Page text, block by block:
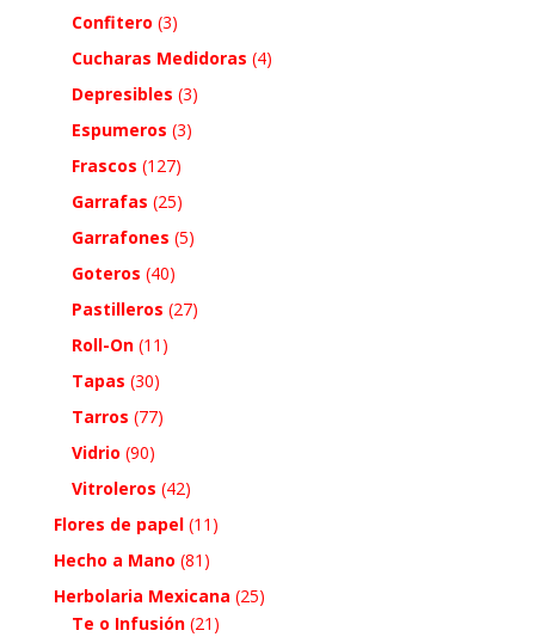
Confitero (3)
Cucharas Medidoras (4)
Depresibles (3)
Espumeros (3)
Frascos (127)
Garrafas (25)
Garrafones (5)
Goteros (40)
Pastilleros (27)
Roll-On (11)
Tapas (30)
Tarros (77)
Vidrio (90)
Vitroleros (42)
Flores de papel (11)
Hecho a Mano (81)
Herbolaria Mexicana (25)
Te o Infusión (21)